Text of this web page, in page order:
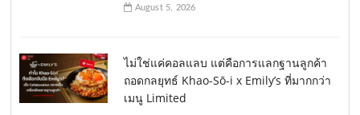
August 5, 2026
ไม่ใช่แค่คอลแลบ แต่คือการแลกฐานลูกค้า
ถอดกลยุทธ์ Khao-Sō-i x Emily’s ที่มากกว่า
เมนู Limited